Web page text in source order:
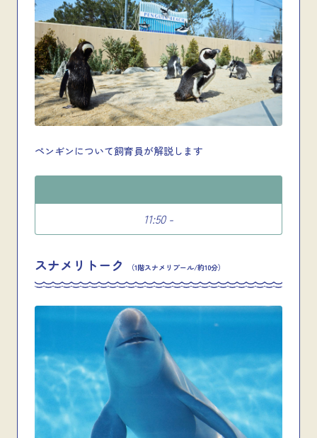
ペンギンについて飼育員が解説します
11:50 -
スナメリトーク （1階スナメリプール/約10分）